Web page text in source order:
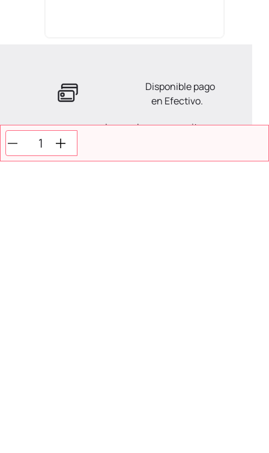
Disponible pago
en Efectivo.
La ayuda que necesitas